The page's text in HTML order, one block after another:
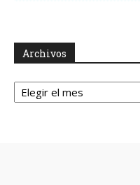
Archivos
Archivos